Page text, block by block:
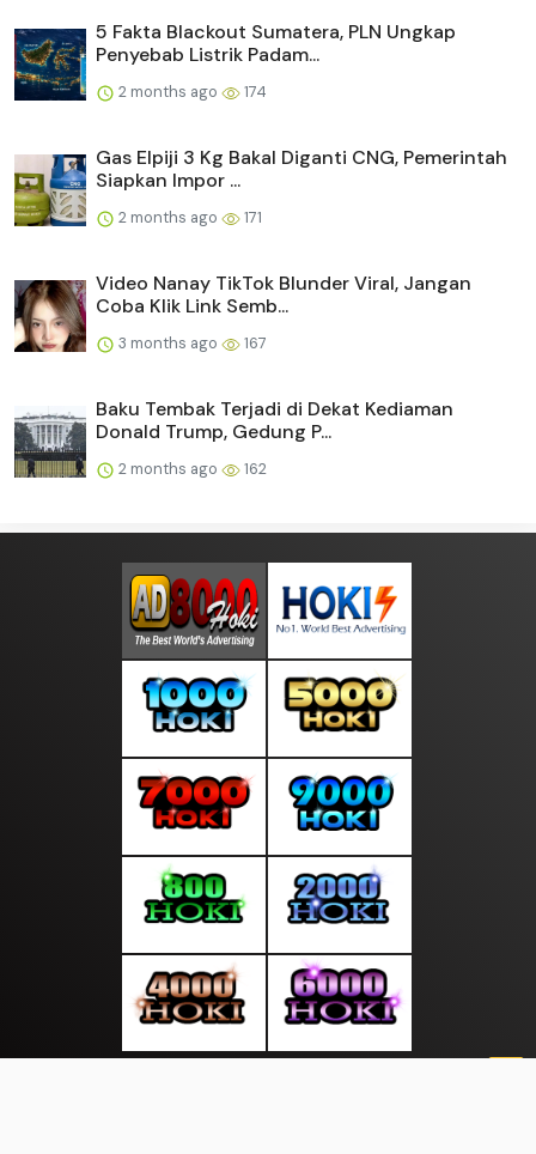
5 Fakta Blackout Sumatera, PLN Ungkap
Penyebab Listrik Padam...
2 months ago 174
Gas Elpiji 3 Kg Bakal Diganti CNG, Pemerintah
Siapkan Impor ...
2 months ago 171
Video Nanay TikTok Blunder Viral, Jangan
Coba Klik Link Semb...
3 months ago 167
Baku Tembak Terjadi di Dekat Kediaman
Donald Trump, Gedung P...
2 months ago 162